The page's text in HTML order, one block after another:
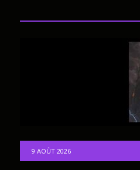
9 AOÛT 2026